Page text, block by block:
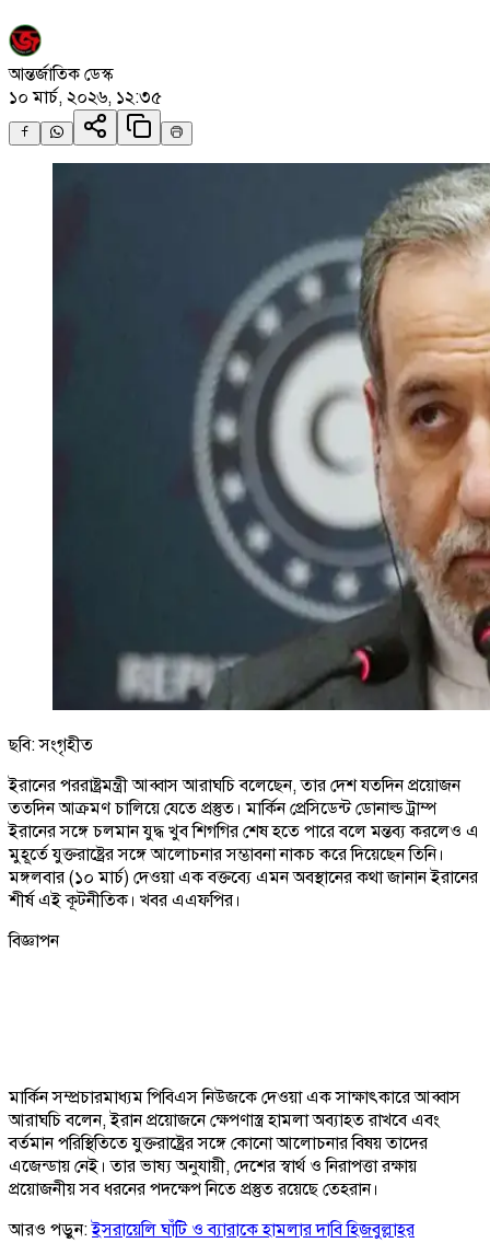
আন্তর্জাতিক ডেস্ক
১০ মার্চ, ২০২৬, ১২:৩৫
ছবি: সংগৃহীত
ইরানের পররাষ্ট্রমন্ত্রী আব্বাস আরাঘচি বলেছেন, তার দেশ যতদিন প্রয়োজন
ততদিন আক্রমণ চালিয়ে যেতে প্রস্তুত। মার্কিন প্রেসিডেন্ট ডোনাল্ড ট্রাম্প
ইরানের সঙ্গে চলমান যুদ্ধ খুব শিগগির শেষ হতে পারে বলে মন্তব্য করলেও এ
মুহূর্তে যুক্তরাষ্ট্রের সঙ্গে আলোচনার সম্ভাবনা নাকচ করে দিয়েছেন তিনি।
মঙ্গলবার (১০ মার্চ) দেওয়া এক বক্তব্যে এমন অবস্থানের কথা জানান ইরানের
শীর্ষ এই কূটনীতিক। খবর এএফপির।
বিজ্ঞাপন
মার্কিন সম্প্রচারমাধ্যম পিবিএস নিউজকে দেওয়া এক সাক্ষাৎকারে আব্বাস
আরাঘচি বলেন, ইরান প্রয়োজনে ক্ষেপণাস্ত্র হামলা অব্যাহত রাখবে এবং
বর্তমান পরিস্থিতিতে যুক্তরাষ্ট্রের সঙ্গে কোনো আলোচনার বিষয় তাদের
এজেন্ডায় নেই। তার ভাষ্য অনুযায়ী, দেশের স্বার্থ ও নিরাপত্তা রক্ষায়
প্রয়োজনীয় সব ধরনের পদক্ষেপ নিতে প্রস্তুত রয়েছে তেহরান।
আরও পড়ুন:ইসরায়েলি ঘাঁটি ও ব্যারাকে হামলার দাবি হিজবুল্লাহর